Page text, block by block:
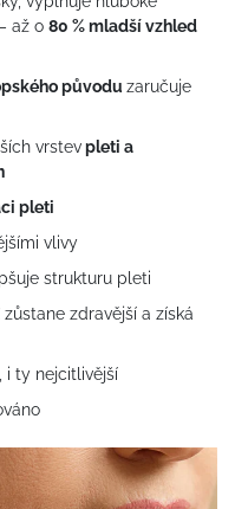
až o 80 % mladší vzhled
původu zaručuje
vrstevpleti a
pleti
vlivy
strukturu pleti
zdravější a získá
ty nejcitlivější